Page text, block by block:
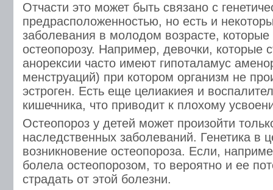
Отчасти это может быть связано с
предрасположенностью, но есть и
заболевания в молодом возрасте, которые
остеопорозу. Например, девочки, которые
анорексии часто имеют гипоталамус
менструаций) при котором организм не
эстроген. Есть еще целиакиея и
кишечника, что приводит к плохому
Остеопороз у детей может произойти
наследственных заболеваний. Генетика в
возникновение остеопороза. Если,
болела остеопорозом, то вероятно и ее
страдать от этой болезни.